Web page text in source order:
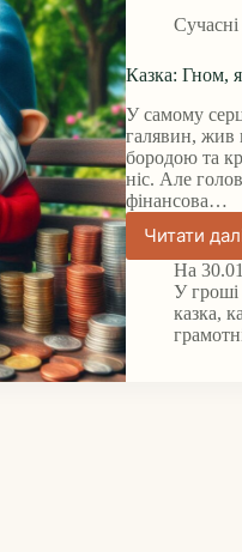
Сучасні
Казка: Гном,
У самому
галявин, жив
бородою та
ніс. Але
фінансова…
Читати
Гном,
який
вірно
На
У
казка,